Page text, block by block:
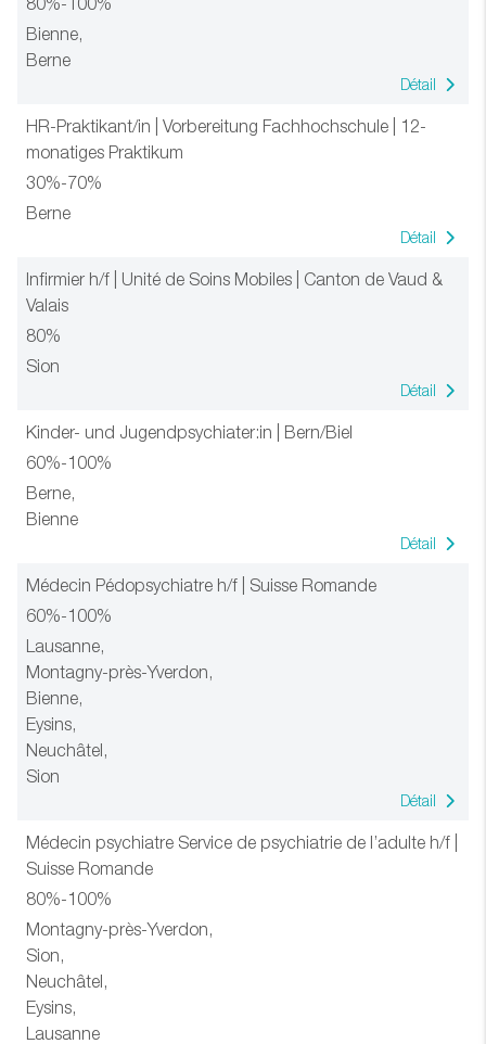
Bienne,
Berne
Détail
HR-Praktikant/in | Vorbereitung Fachhochschule | 12-
monatiges Praktikum
30%-70%
Berne
Détail
Infirmier h/f | Unité de Soins Mobiles | Canton de Vaud &
Valais
80%
Sion
Détail
Kinder- und Jugendpsychiater:in | Bern/Biel
60%-100%
Berne,
Bienne
Détail
Médecin Pédopsychiatre h/f | Suisse Romande
60%-100%
Lausanne,
Montagny-près-Yverdon,
Bienne,
Eysins,
Neuchâtel,
Sion
Détail
Médecin psychiatre Service de psychiatrie de l’adulte h/f |
Suisse Romande
80%-100%
Montagny-près-Yverdon,
Sion,
Neuchâtel,
Eysins,
Lausanne